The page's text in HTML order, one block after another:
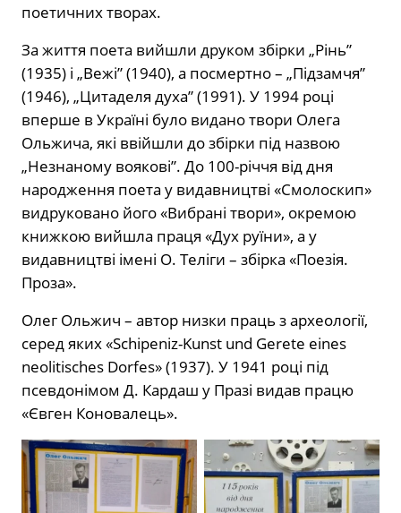
поетичних творах.
За життя поета вийшли друком збірки „Рінь”
(1935) і „Вежі” (1940), а посмертно – „Підзамчя”
(1946), „Цитаделя духа” (1991). У 1994 році
вперше в Україні було видано твори Олега
Ольжича, які ввійшли до збірки під назвою
„Незнаному воякові”. До 100-річчя від дня
народження поета у видавництві «Смолоскип»
видруковано його «Вибрані твори», окремою
книжкою вийшла праця «Дух руїни», а у
видавництві імені О. Теліги – збірка «Поезія.
Проза».
Олег Ольжич – автор низки праць з археології,
серед яких «Schipeniz-Kunst und Gerete eines
neolitisches Dorfes» (1937). У 1941 році під
псевдонімом Д. Кардаш у Празі видав працю
«Євген Коновалець».